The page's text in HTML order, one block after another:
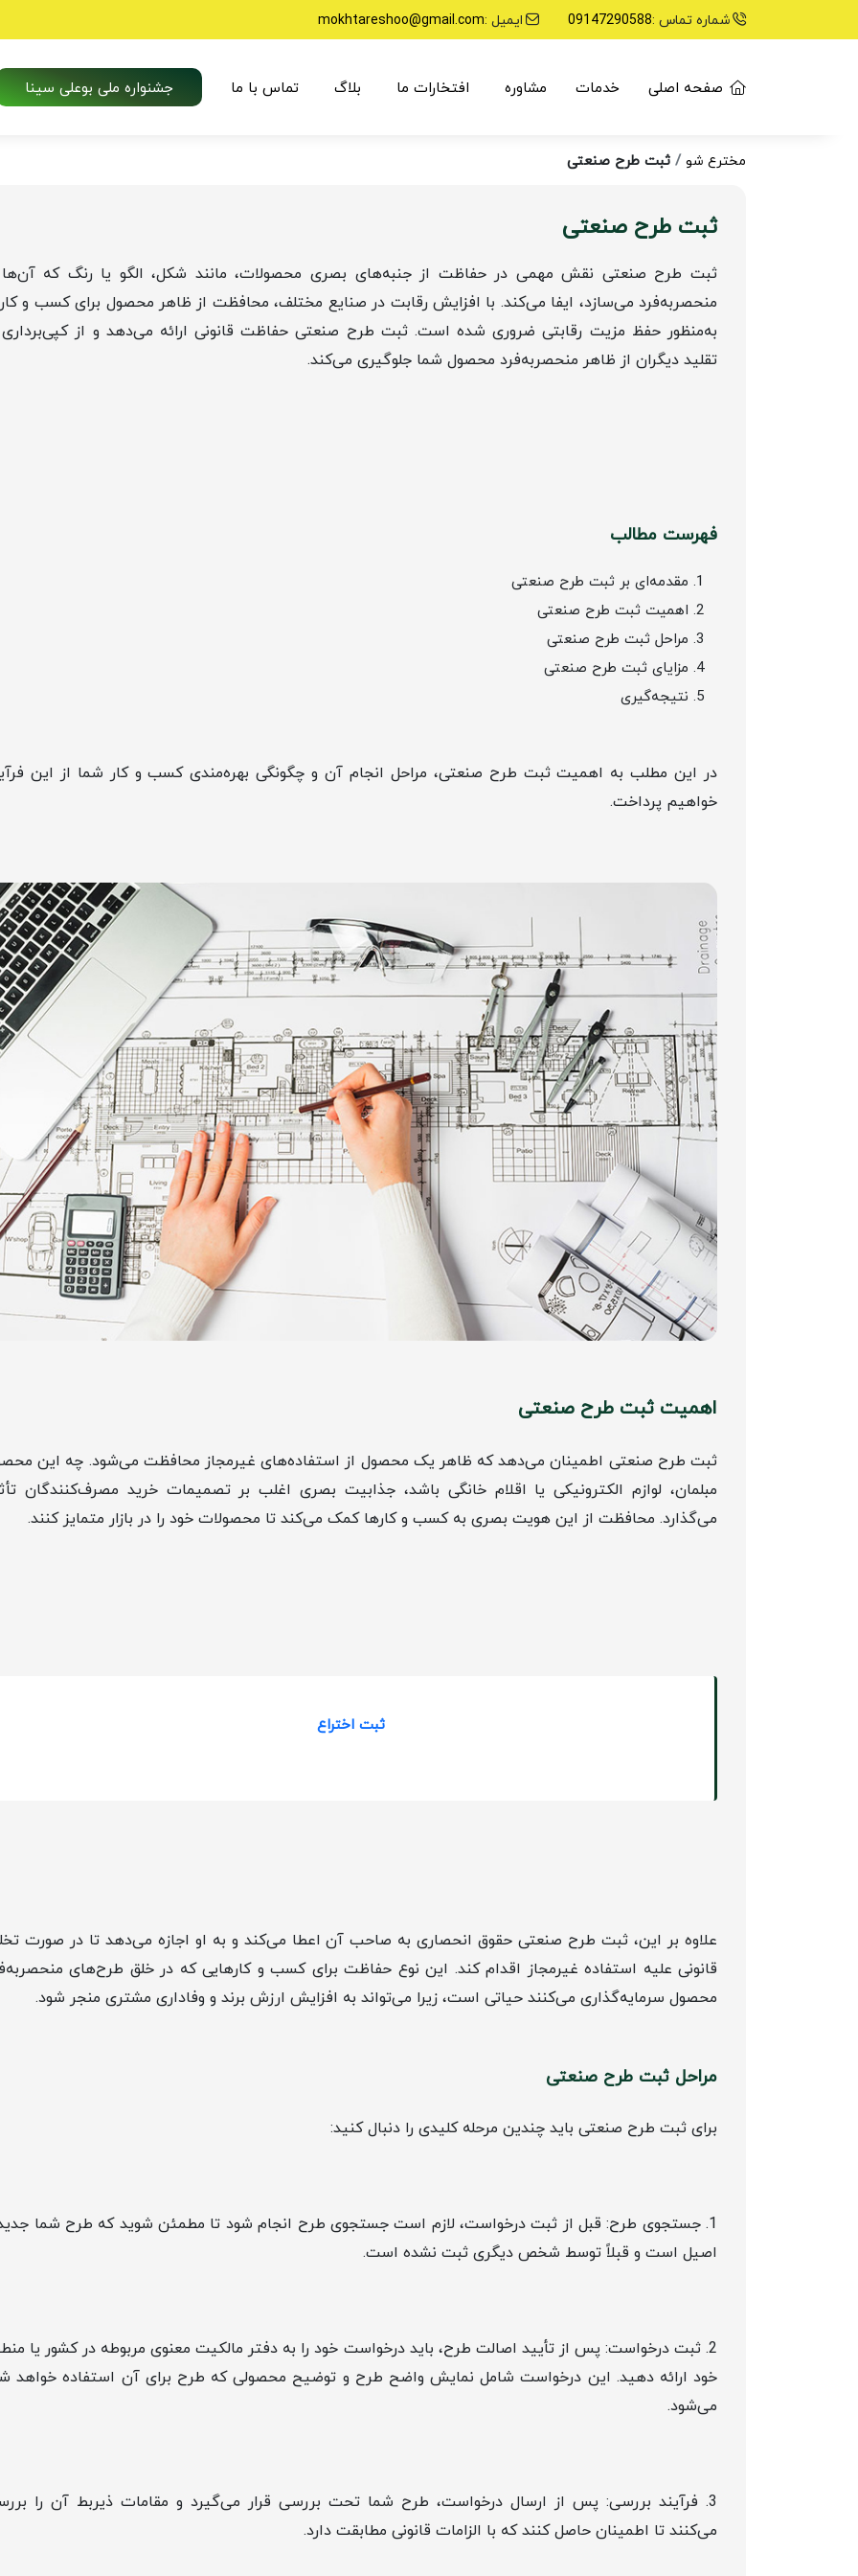
شماره تماس :09147290588 ایمیل :mokhtareshoo@gmail.com
صفحه اصلی خدمات مشاوره افتخارات ما بلاگ تماس با ما جشنواره ملی بوعلی سینا
مخترع شو ثبت طرح صنعتی
ثبت طرح صنعتی
ثبت طرح صنعتی نقش مهمی در حفاظت از جنبه‌های بصری محصولات، مانند شکل، الگو یا رنگ که آن‌ها
منحصربه‌فرد می‌سازد، ایفا می‌کند. با افزایش رقابت در صنایع مختلف، محافظت از ظاهر محصول برای کسب و
به‌منظور حفظ مزیت رقابتی ضروری شده است. ثبت طرح صنعتی حفاظت قانونی ارائه می‌دهد و از کپی‌برداری
تقلید دیگران از ظاهر منحصربه‌فرد محصول شما جلوگیری می‌کند.
فهرست مطالب
مقدمه‌ای بر ثبت طرح صنعتی
اهمیت ثبت طرح صنعتی
مراحل ثبت طرح صنعتی
مزایای ثبت طرح صنعتی
نتیجه‌گیری
در این مطلب به اهمیت ثبت طرح صنعتی، مراحل انجام آن و چگونگی بهره‌مندی کسب و کار شما از این
خواهیم پرداخت.
اهمیت ثبت طرح صنعتی
ثبت طرح صنعتی اطمینان می‌دهد که ظاهر یک محصول از استفاده‌های غیرمجاز محافظت می‌شود. چه این
مبلمان، لوازم الکترونیکی یا اقلام خانگی باشد، جذابیت بصری اغلب بر تصمیمات خرید مصرف‌کنندگان
می‌گذارد. محافظت از این هویت بصری به کسب و کارها کمک می‌کند تا محصولات خود را در بازار متمایز کنند.
ثبت اختراع
علاوه بر این، ثبت طرح صنعتی حقوق انحصاری به صاحب آن اعطا می‌کند و به او اجازه می‌دهد تا در صورت
قانونی علیه استفاده غیرمجاز اقدام کند. این نوع حفاظت برای کسب و کارهایی که در خلق طرح‌های
محصول سرمایه‌گذاری می‌کنند حیاتی است، زیرا می‌تواند به افزایش ارزش برند و وفاداری مشتری منجر شود.
مراحل ثبت طرح صنعتی
برای ثبت طرح صنعتی باید چندین مرحله کلیدی را دنبال کنید:
1. جستجوی طرح: قبل از ثبت درخواست، لازم است جستجوی طرح انجام شود تا مطمئن شوید که طرح شما
اصیل است و قبلاً توسط شخص دیگری ثبت نشده است.
2. ثبت درخواست: پس از تأیید اصالت طرح، باید درخواست خود را به دفتر مالکیت معنوی مربوطه در کشور یا
خود ارائه دهید. این درخواست شامل نمایش واضح طرح و توضیح محصولی که طرح برای آن استفاده خواهد
می‌شود.
3. فرآیند بررسی: پس از ارسال درخواست، طرح شما تحت بررسی قرار می‌گیرد و مقامات ذیربط آن را
می‌کنند تا اطمینان حاصل کنند که با الزامات قانونی مطابقت دارد.